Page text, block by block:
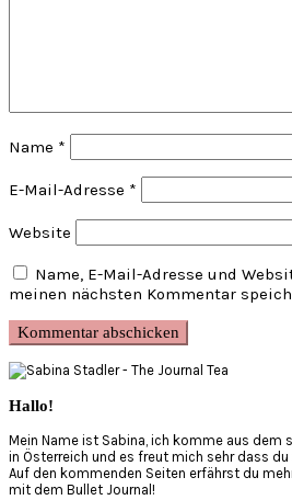
Name *
E-Mail-Adresse *
Website
Name, E-Mail-Adresse und
meinen nächsten Kommentar
Primary
Sidebar
Hallo!
Mein Name ist Sabina, ich komme aus dem
in Österreich und es freut mich sehr dass
Auf den kommenden Seiten erfährst du
mit dem Bullet Journal!